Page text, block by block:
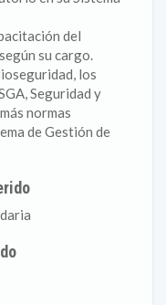
del
su cargo.
los
Seguridad y
normas
de Gestión de